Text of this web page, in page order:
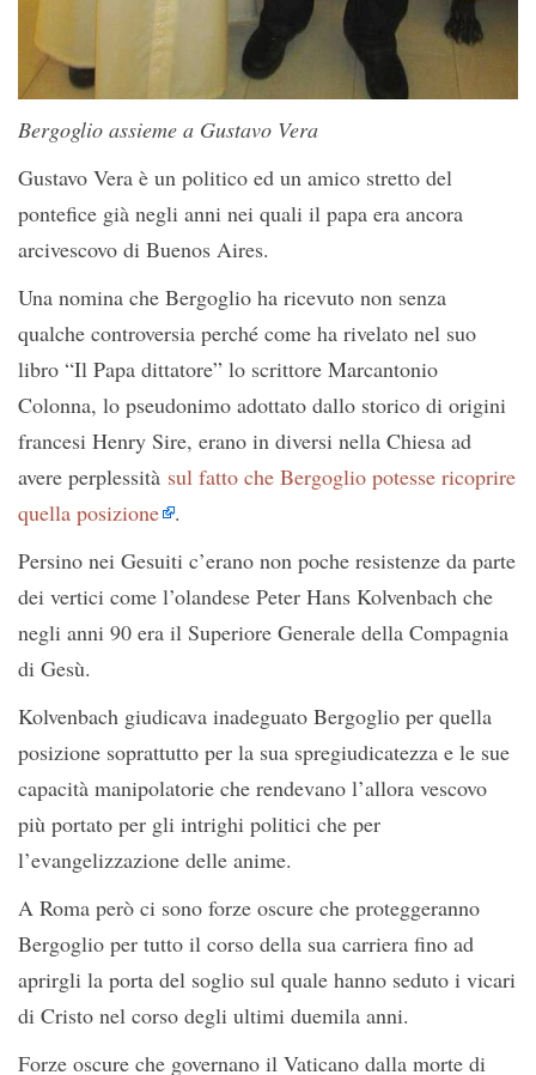
Bergoglio assieme a Gustavo Vera
Gustavo Vera è un politico ed un amico stretto del
pontefice già negli anni nei quali il papa era ancora
arcivescovo di Buenos Aires.
Una nomina che Bergoglio ha ricevuto non senza
qualche controversia perché come ha rivelato nel suo
libro “Il Papa dittatore” lo scrittore Marcantonio
Colonna, lo pseudonimo adottato dallo storico di origini
francesi Henry Sire, erano in diversi nella Chiesa ad
avere perplessità sul fatto che Bergoglio potesse ricoprire
quella posizione .
Persino nei Gesuiti c’erano non poche resistenze da parte
dei vertici come l’olandese Peter Hans Kolvenbach che
negli anni 90 era il Superiore Generale della Compagnia
di Gesù.
Kolvenbach giudicava inadeguato Bergoglio per quella
posizione soprattutto per la sua spregiudicatezza e le sue
capacità manipolatorie che rendevano l’allora vescovo
più portato per gli intrighi politici che per
l’evangelizzazione delle anime.
A Roma però ci sono forze oscure che proteggeranno
Bergoglio per tutto il corso della sua carriera fino ad
aprirgli la porta del soglio sul quale hanno seduto i vicari
di Cristo nel corso degli ultimi duemila anni.
Forze oscure che governano il Vaticano dalla morte di